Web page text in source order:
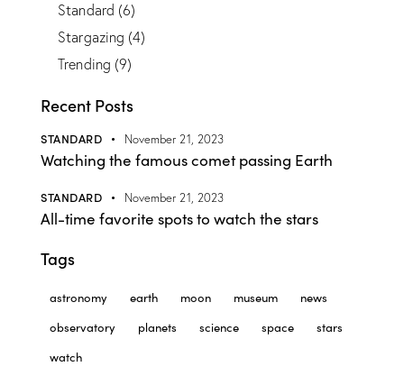
Standard (6)
Stargazing (4)
Trending (9)
Recent Posts
STANDARD November 21, 2023
Watching the famous comet passing Earth
STANDARD November 21, 2023
All-time favorite spots to watch the stars
Tags
astronomy earth moon museum
news
observatory
planets science space
stars
watch